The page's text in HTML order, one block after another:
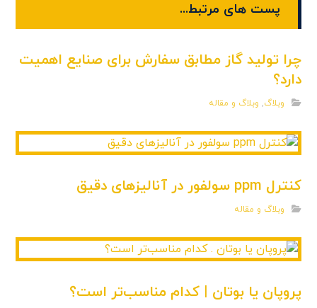
پست های مرتبط...
چرا تولید گاز مطابق سفارش برای صنایع اهمیت
دارد؟
وبلاگ, وبلاگ و مقاله
کنترل ppm سولفور در آنالیزهای دقیق
وبلاگ و مقاله
پروپان یا بوتان | کدام مناسب‌تر است؟